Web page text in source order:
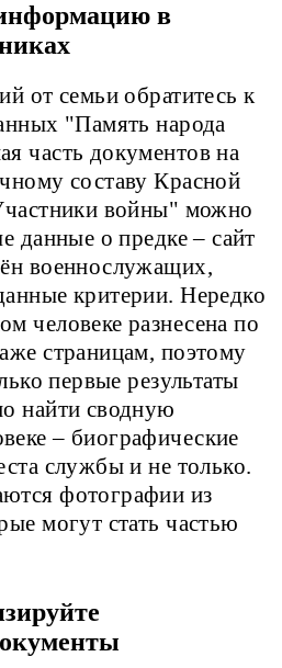
в
от семьи обратитесь к
"Память народа
часть документов на
составу Красной
войны" можно
данные о предке – сайт
военнослужащих,
критерии. Нередко
человеке разнесена по
страницам, поэтому
первые результаты
найти сводную
– биографические
службы и не только.
фотографии из
могут стать частью